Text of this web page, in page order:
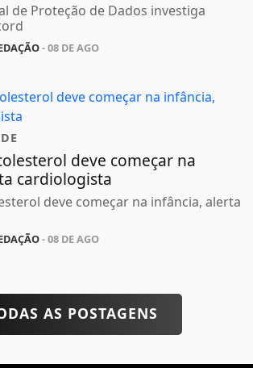
de Proteção de Dados investiga
- 08 DE AGO
deve começar na
cardiologista
deve começar na infância, alerta
- 08 DE AGO
AS POSTAGENS